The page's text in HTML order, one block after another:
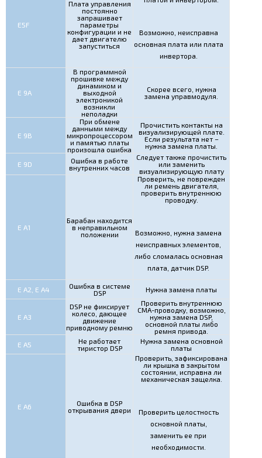
E5F
Плата управления
постоянно
запрашивает
параметры
конфигурации и не
дает двигателю
запуститься
Возможно, неисправна
основная плата или плата
инвертора.
Е 9А
В программной
прошивке между
динамиком и
выходной
электроникой
возникли
неполадки
Скорее всего, нужна
замена управмодуля.
Е 9В
При обмене
данными между
микропроцессором
и памятью платы
произошла ошибка
Прочистить контакты на
визуализирующей плате.
Если результата нет –
нужна замена платы.
Е 9D
Ошибка в работе
внутренних часов
Следует также прочистить
или заменить
визуализирующую плату
Е А1
Барабан находится
в неправильном
положении
Проверить, не поврежден
ли ремень двигателя,
проверить внутреннюю
проводку.
Возможно, нужна замена
неисправных элементов,
либо сломалась основная
плата, датчик DSP.
Е А2, Е А4
Ошибка в системе
DSP
Нужна замена платы
Е А3
DSP не фиксирует
колесо, дающее
движение
приводному ремню
Проверить внутреннюю
СМА-проводку, возможно,
нужна замена DSP,
основной платы либо
ремня привода.
Е А5
Не работает
тиристор DSP
Нужна замена основной
платы
Е А6
Ошибка в DSP
открывания двери
Проверить, зафиксирована
ли крышка в закрытом
состоянии, исправна ли
механическая защелка.
Проверить целостность
основной платы,
заменить ее при
необходимости.